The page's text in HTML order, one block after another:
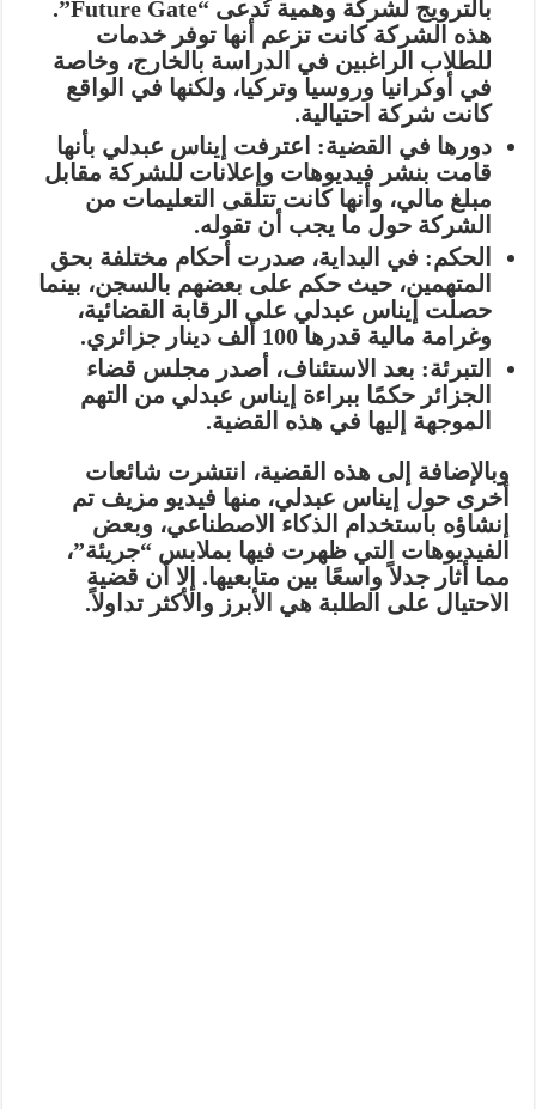
بالترويج لشركة وهمية تُدعى “Future Gate”.
هذه الشركة كانت تزعم أنها توفر خدمات
للطلاب الراغبين في الدراسة بالخارج، وخاصة
في أوكرانيا وروسيا وتركيا، ولكنها في الواقع
كانت شركة احتيالية.
دورها في القضية: اعترفت إيناس عبدلي بأنها
قامت بنشر فيديوهات وإعلانات للشركة مقابل
مبلغ مالي، وأنها كانت تتلقى التعليمات من
الشركة حول ما يجب أن تقوله.
الحكم: في البداية، صدرت أحكام مختلفة بحق
المتهمين، حيث حكم على بعضهم بالسجن، بينما
حصلت إيناس عبدلي على الرقابة القضائية،
وغرامة مالية قدرها 100 ألف دينار جزائري.
التبرئة: بعد الاستئناف، أصدر مجلس قضاء
الجزائر حكمًا ببراءة إيناس عبدلي من التهم
الموجهة إليها في هذه القضية.
وبالإضافة إلى هذه القضية، انتشرت شائعات
أخرى حول إيناس عبدلي، منها فيديو مزيف تم
إنشاؤه باستخدام الذكاء الاصطناعي، وبعض
الفيديوهات التي ظهرت فيها بملابس “جريئة”،
مما أثار جدلاً واسعًا بين متابعيها. إلا أن قضية
الاحتيال على الطلبة هي الأبرز والأكثر تداولاً.